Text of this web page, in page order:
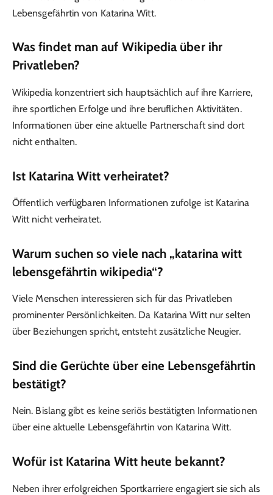
Lebensgefährtin von Katarina Witt.
Was findet man auf Wikipedia über ihr
Privatleben?
Wikipedia konzentriert sich hauptsächlich auf ihre Karriere,
ihre sportlichen Erfolge und ihre beruflichen Aktivitäten.
Informationen über eine aktuelle Partnerschaft sind dort
nicht enthalten.
Ist Katarina Witt verheiratet?
Öffentlich verfügbaren Informationen zufolge ist Katarina
Witt nicht verheiratet.
Warum suchen so viele nach „katarina witt
lebensgefährtin wikipedia“?
Viele Menschen interessieren sich für das Privatleben
prominenter Persönlichkeiten. Da Katarina Witt nur selten
über Beziehungen spricht, entsteht zusätzliche Neugier.
Sind die Gerüchte über eine Lebensgefährtin
bestätigt?
Nein. Bislang gibt es keine seriös bestätigten Informationen
über eine aktuelle Lebensgefährtin von Katarina Witt.
Wofür ist Katarina Witt heute bekannt?
Neben ihrer erfolgreichen Sportkarriere engagiert sie sich als